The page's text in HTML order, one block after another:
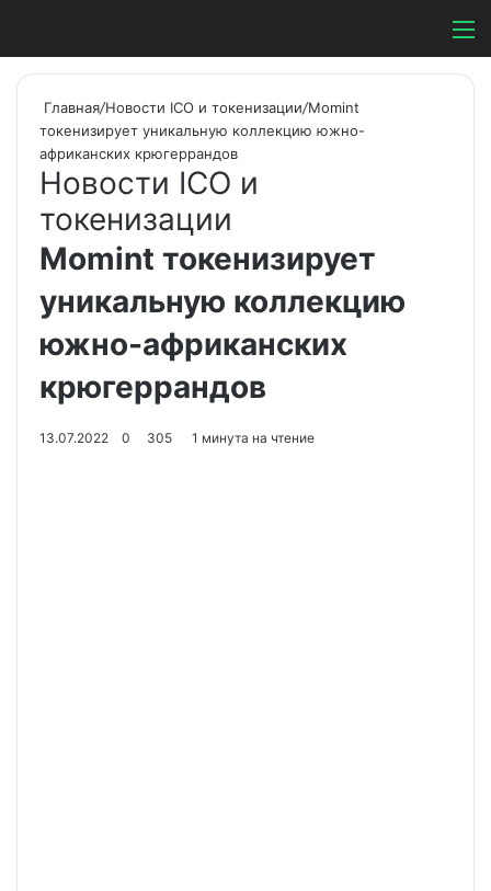
Switch skin
Главная/Новости ICO и токенизации/Momint
токенизирует уникальную коллекцию южно-
африканских крюгеррандов
Новости ICO и
токенизации
Momint токенизирует
уникальную коллекцию
южно-африканских
крюгеррандов
13.07.2022 0 305 1 минута на чтение